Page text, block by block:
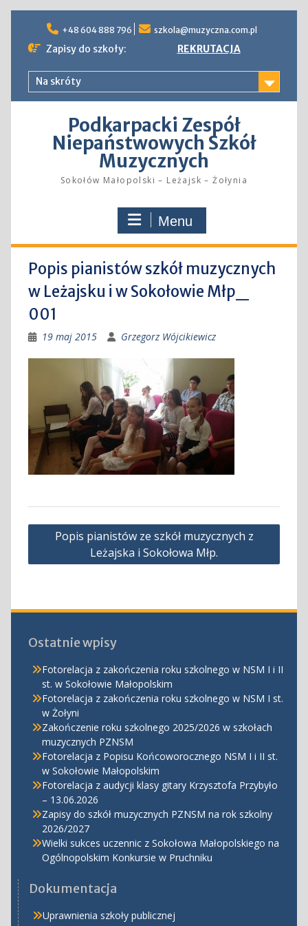
content
+48 604 888 796 szkola@muzyczna.com.pl
Zapisy do szkoły: REKRUTACJA
Na skróty
Podkarpacki Zespół
Niepaństwowych Szkół
Muzycznych
Sokołów Małopolski – Leżajsk – Żołynia
Menu
Popis pianistów szkół muzycznych
w Leżajsku i w Sokołowie Młp_
001
19 maj 2015 Grzegorz Wójcikiewicz
Nawigacja
Popis pianistów ze szkół muzycznych z
Leżajska i Sokołowa Młp.
Ostatnie wpisy
Fotorelacja z zakończenia roku szkolnego w NSM I i II
st. w Sokołowie Małopolskim
Fotorelacja z zakończenia roku szkolnego w NSM I st.
w Żołyni
Zakończenie roku szkolnego 2025/2026 w szkołach
muzycznych PZNSM
Fotorelacja z Popisu Końcoworocznego NSM I i II st.
w Sokołowie Małopolskim
Fotorelacja z audycji klasy gitary Krzysztofa Przybyło
– 13.06.2026
Zapisy do szkół muzycznych PZNSM na rok szkolny
2026/2027
Wielki sukces uczennic z Sokołowa Małopolskiego na
Ogólnopolskim Konkursie w Pruchniku
Dokumentacja
Uprawnienia szkoły publicznej